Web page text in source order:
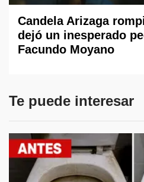
Candela Arizaga
dejó un inesperado
Facundo Moyano
Te puede interesar